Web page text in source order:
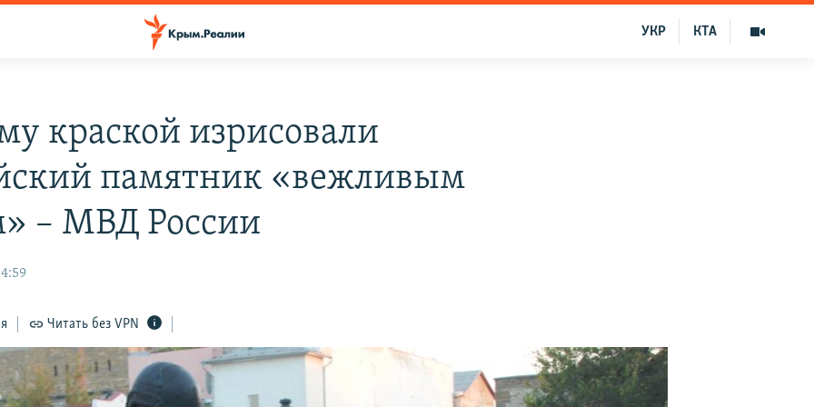
КТА
УКР
краской изрисовали
памятник «вежливым
– МВД России
Читать без VPN